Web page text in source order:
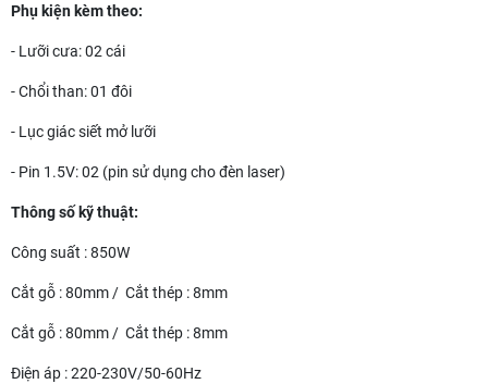
Phụ kiện kèm theo:
- Lưỡi cưa: 02 cái
- Chổi than: 01 đôi
- Lục giác siết mở lưỡi
- Pin 1.5V: 02 (pin sử dụng cho đèn laser)
Thông số kỹ thuật:
Công suất : 850W
Cắt gỗ : 80mm / Cắt thép : 8mm
Cắt gỗ : 80mm / Cắt thép : 8mm
Điện áp : 220-230V/50-60Hz